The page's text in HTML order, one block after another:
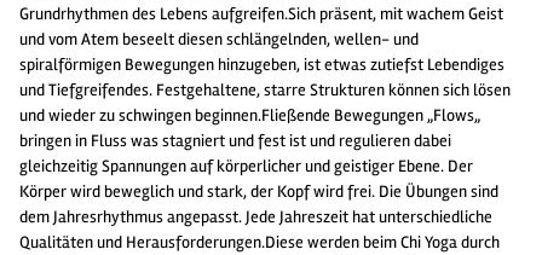
Grundrhythmen des Lebens aufgreifen.Sich präsent, mit wachem Geist
und vom Atem beseelt diesen schlängelnden, wellen- und
spiralförmigen Bewegungen hinzugeben, ist etwas zutiefst Lebendiges
und Tiefgreifendes. Festgehaltene, starre Strukturen können sich lösen
und wieder zu schwingen beginnen.Fließende Bewegungen „Flows„
bringen in Fluss was stagniert und fest ist und regulieren dabei
gleichzeitig Spannungen auf körperlicher und geistiger Ebene. Der
Körper wird beweglich und stark, der Kopf wird frei. Die Übungen sind
dem Jahresrhythmus angepasst. Jede Jahreszeit hat unterschiedliche
Qualitäten und Herausforderungen.Diese werden beim Chi Yoga durch